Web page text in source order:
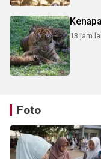
13 jam
Foto